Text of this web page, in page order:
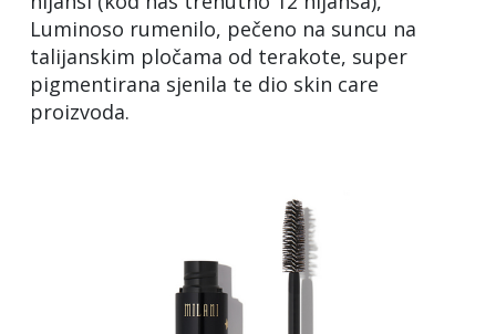
Luminoso rumenilo, pečeno na suncu na
talijanskim pločama od terakote, super
pigmentirana sjenila te dio skin care
proizvoda.